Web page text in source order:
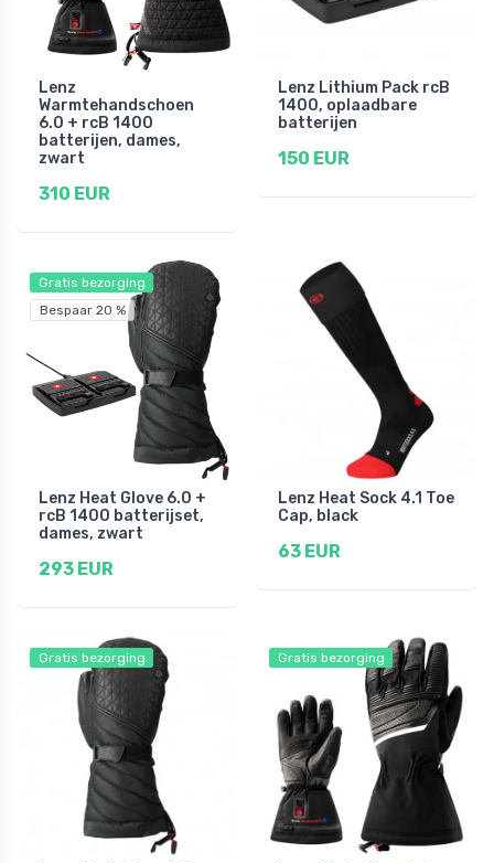
Lenz
Warmtehandschoen
6.0 + rcB 1400
batterijen, dames,
zwart
310 EUR
Lenz Lithium Pack rcB
1400, oplaadbare
batterijen
150 EUR
Gratis bezorging
Bespaar 20 %
Lenz Heat Glove 6.0 +
rcB 1400 batterijset,
dames, zwart
293 EUR
Lenz Heat Sock 4.1 Toe
Cap, black
63 EUR
Gratis bezorging Gratis bezorging